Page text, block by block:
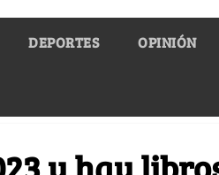
DEPORTES OPINIÓN